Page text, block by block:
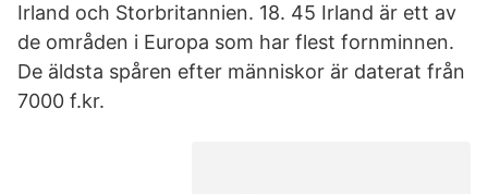
Irland och Storbritannien. 18. 45 Irland är ett av
de områden i Europa som har flest fornminnen.
De äldsta spåren efter människor är daterat från
7000 f.kr.